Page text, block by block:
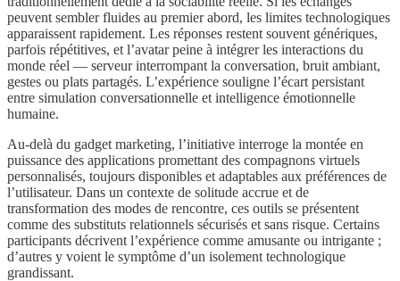
peuvent sembler fluides au premier abord, les limites technologiques
apparaissent rapidement. Les réponses restent souvent génériques,
parfois répétitives, et l’avatar peine à intégrer les interactions du
monde réel — serveur interrompant la conversation, bruit ambiant,
gestes ou plats partagés. L’expérience souligne l’écart persistant
entre simulation conversationnelle et intelligence émotionnelle
humaine.
Au-delà du gadget marketing, l’initiative interroge la montée en
puissance des applications promettant des compagnons virtuels
personnalisés, toujours disponibles et adaptables aux préférences de
l’utilisateur. Dans un contexte de solitude accrue et de
transformation des modes de rencontre, ces outils se présentent
comme des substituts relationnels sécurisés et sans risque. Certains
participants décrivent l’expérience comme amusante ou intrigante ;
d’autres y voient le symptôme d’un isolement technologique
grandissant.